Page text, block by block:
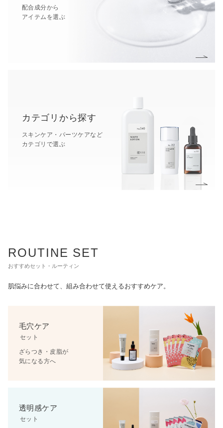
配合成分から
アイテムを選ぶ
カテゴリから探す
スキンケア・パーツケアなど
カテゴリで選ぶ
ROUTINE SET
おすすめセット・ルーティン
肌悩みに合わせて、組み合わせて使えるおすすめケア。
毛穴ケア
セット
ざらつき・皮脂が
気になる方へ
透明感ケア
セット